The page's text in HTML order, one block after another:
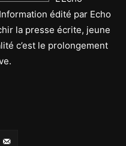
édité par Echo
la presse écrite, jeune
c’est le prolongement